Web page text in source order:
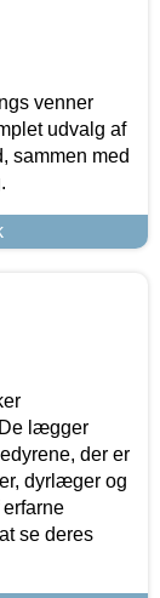
venner
udvalg af
sammen med
lægger
der er
dyrlæger og
se deres